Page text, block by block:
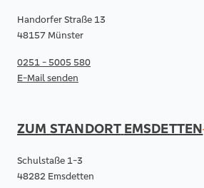
Handorfer Straße 13
48157 Münster
0251 - 5005 580
E-Mail senden
ZUM STANDORT EMSDETTEN
Schulstaße 1-3
48282 Emsdetten